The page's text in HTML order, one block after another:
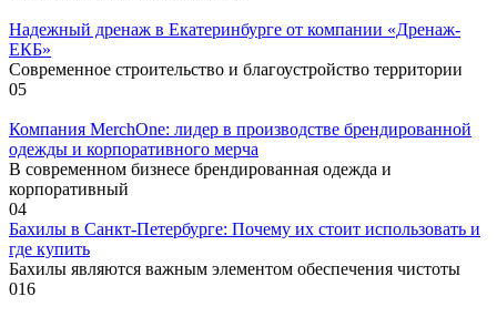
Надежный дренаж в Екатеринбурге от компании «Дренаж-
ЕКБ»
Современное строительство и благоустройство территории
05
Компания MerchOne: лидер в производстве брендированной
одежды и корпоративного мерча
В современном бизнесе брендированная одежда и
корпоративный
04
Бахилы в Санкт-Петербурге: Почему их стоит использовать и
где купить
Бахилы являются важным элементом обеспечения чистоты
016